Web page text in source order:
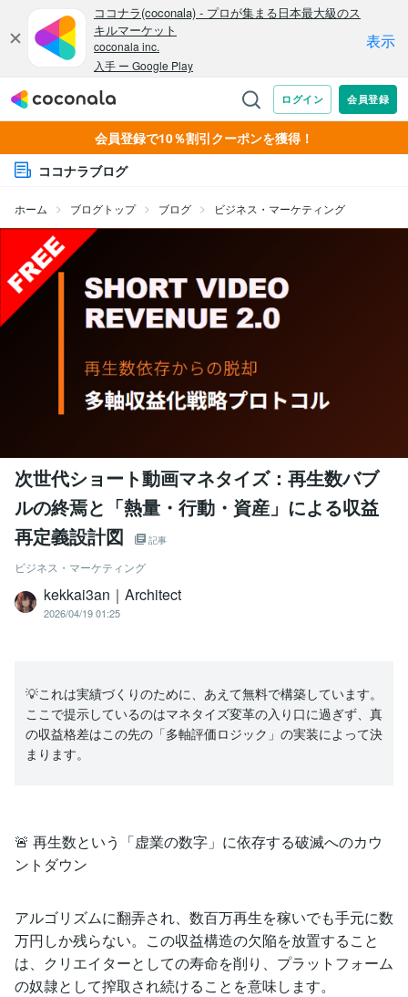
会員登録で10％割引クーポンを獲得！
ココナラブログ
ホーム ブログトップ ブログ ビジネス・マーケティング
次世代ショート動画マネタイズ：再生数バブ
ルの終焉と「熱量・行動・資産」による収益
再定義設計図
記事
ビジネス・マーケティング
kekkai3an｜Architect
2026/04/19 01:25
💡これは実績づくりのために、あえて無料で構築しています。
ここで提示しているのはマネタイズ変革の入り口に過ぎず、真
の収益格差はこの先の「多軸評価ロジック」の実装によって決
まります。
🚨 再生数という「虚業の数字」に依存する破滅へのカウ
ントダウン
アルゴリズムに翻弄され、数百万再生を稼いでも手元に数
万円しか残らない。この収益構造の欠陥を放置すること
は、クリエイターとしての寿命を削り、プラットフォーム
の奴隷として搾取され続けることを意味します。